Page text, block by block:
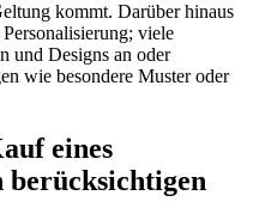
kommt. Darüber hinaus
viele
und Designs an oder
wie besondere Muster oder
eines
berücksichtigen